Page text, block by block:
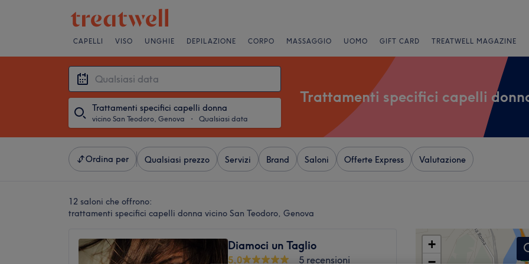
CAPELLI VISO UNGHIE DEPILAZIONE CORPO MASSAGGIO UOMO GIFT CARD TREATWELL MAGAZINE
Trattamenti specifici capelli donna
vicino San Teodoro, Genova ・ Qualsiasi data
Trattamenti specifici capelli
Ordina per Qualsiasi prezzo Servizi Brand Saloni Offerte Express Valutazione
12 saloni che offrono:
trattamenti specifici capelli donna vicino San Teodoro, Genova
Diamoci un Taglio
5,0
5 recensioni
+